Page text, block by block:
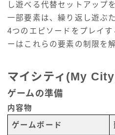
し遊べる代替セットアップ
一部要素は、繰り返し遊ぶ
4つのエピソードをプレイ
ーはこれらの要素の制限を
マイシティ(My
ゲームの準備
内容物
ゲームボード